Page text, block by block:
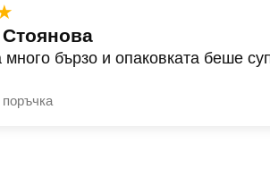
Стоянова
много бързо и опаковката беше